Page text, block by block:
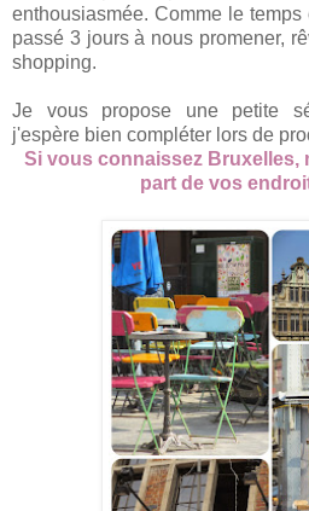
enthousiasmée. Comme le
passé 3 jours à nous promener,
shopping.
Je vous propose une petite
j'espère bien compléter lors de
Si vous connaissez Bruxelles,
part de vos